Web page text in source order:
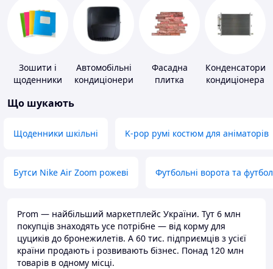
Зошити і
щоденники
Автомобільні
кондиціонери
Фасадна
плитка
Конденсатори
кондиціонера
Що шукають
Щоденники шкільні K-pop румі костюм для аніматорів
Бутси Nike Air Zoom рожеві Футбольні ворота та
Prom — найбільший маркетплейс України. Тут 6 млн
покупців знаходять усе потрібне — від корму для
цуциків до бронежилетів. А 60 тис. підприємців з усієї
країни продають і розвивають бізнес. Понад 120 млн
товарів в одному місці.